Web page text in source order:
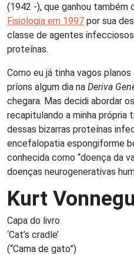
(1942 -), que ganhou também
Fisiologia em 1997 por sua
classe de agentes
proteínas.
Como eu já tinha vagos
príons algum dia na Deriva
chegara. Mas decidi abordar
recapitulando a minha própria
dessas bizarras proteínas
encefalopatia espongiforme
conhecida como “doença da
doenças neurogenerativas
Kurt
Capa do livro
‘Cat’s cradle’
(“Cama de gato”)